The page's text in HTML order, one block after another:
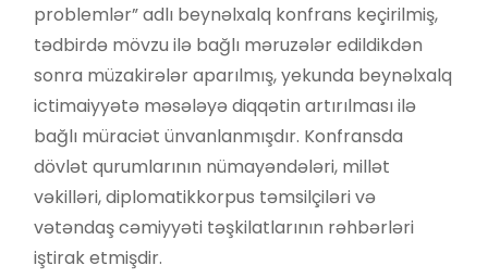
problemlər” adlı beynəlxalq konfrans keçirilmiş,
tədbirdə mövzu ilə bağlı məruzələr edildikdən
sonra müzakirələr aparılmış, yekunda beynəlxalq
ictimaiyyətə məsələyə diqqətin artırılması ilə
bağlı müraciət ünvanlanmışdır. Konfransda
dövlət qurumlarının nümayəndələri, millət
vəkilləri, diplomatikkorpus təmsilçiləri və
vətəndaş cəmiyyəti təşkilatlarının rəhbərləri
iştirak etmişdir.